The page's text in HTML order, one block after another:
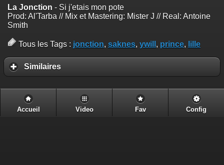
La Jonction - Si j'etais mon pote
Prod: Al'Tarba // Mix et Mastering: Mister J // Real: Antoine
Smith
Tous les Tags : jonction, saknes, ywill , prince, lille
Similaires
Accueil Video Fav Config